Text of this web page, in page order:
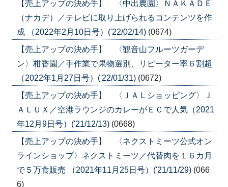
【売上アップの決め手】 〈中出農園〉ＮＡＫＡＤＥ
（ナカデ）／テレビに取り上げられるコンテンツを作
成 （2022年2月10日号）('22/02/14) (0674)
【売上アップの決め手】 〈観音山フルーツガーデ
ン〉柑香園／手作業で果物選別、リピーター率６割超
（2022年1月27日号）('22/01/31) (0672)
【売上アップの決め手】 〈ＪＡＬショッピング〉Ｊ
ＡＬＵＸ／空港ラウンジのカレーがＥＣで人気（2021
年12月9日号）('21/12/13) (0668)
【売上アップの決め手】 〈ネクストミーツ公式オン
ラインショップ〉ネクストミーツ／代替肉を１６カ月
で５万食販売 （2021年11月25日号）('21/11/29) (066
6)